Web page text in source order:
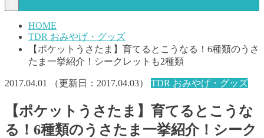
HOME
TDR おみやげ・グッズ
【ポケットうさたま】育てるとこうなる！6種類のうさ
たま一挙紹介！シークレットも2種類
2017.04.01 （更新日： 2017.04.03） TDR おみやげ・グッズ
【ポケットうさたま】育てるとこうな
る！6種類のうさたま一挙紹介！シーク